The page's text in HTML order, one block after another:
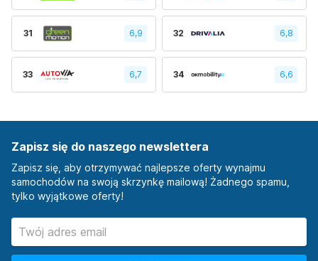
31 6,9 32 6,8
33 6,7 34 6,6
Zapisz się do naszego newslettera
Zapisz się, aby otrzymywać najlepsze oferty wynajmu
samochodów na swoją skrzynkę mailową! Żadnego spamu,
tylko wyjątkowe oferty!